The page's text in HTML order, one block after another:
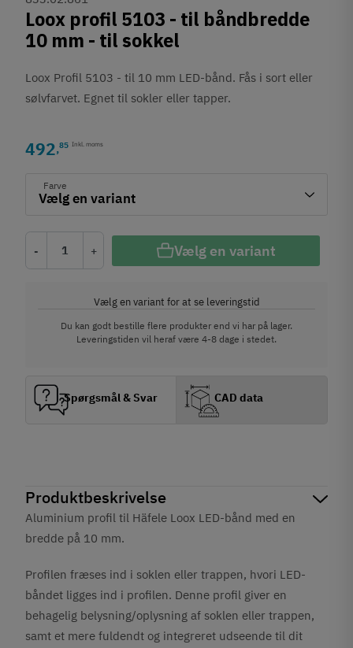
Produktbeskrivelse
Aluminium profil til Häfele Loox LED-bånd med en
bredde på 10 mm.
Profilen fræses ind i soklen eller trappen, hvori LED-
båndet ligges ind i profilen. Denne profil giver en
behagelig belysning/oplysning af soklen eller trappen,
samt et mere fuldendt og integreret udseende til dit
Loox profil 5103 - til båndbredde
10 mm - til sokkel
Loox Profil 5103 - til 10 mm LED-bånd. Fås i sort eller
sølvfarvet. Egnet til sokler eller tapper.
492,85 Inkl. moms
Farve
- + Vælg en variant
Vælg en variant for at se leveringstid
Du kan godt bestille flere produkter end vi har på lager.
Leveringstiden vil heraf være 4-8 dage i stedet.
Spørgsmål & Svar CAD data